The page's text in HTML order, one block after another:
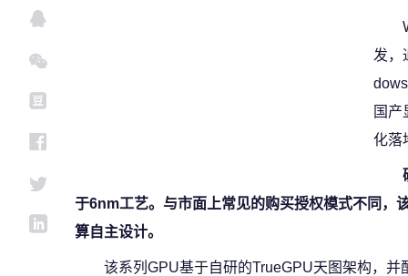
发，
国产
化落
于6nm工艺。与市面上常见的购买授权模式不同，
算自主设计。
该系列GPU基于自研的TrueGPU天图架构，